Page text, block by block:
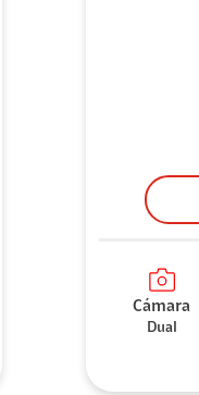
Cámara
Dual